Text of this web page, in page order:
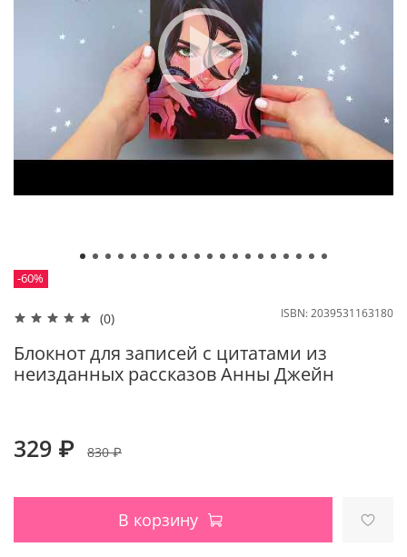
-60%
(0) ISBN:2039531163180
Блокнот для записей с цитатами из
неизданных рассказов Анны Джейн
329 ₽ 830 ₽
В корзину